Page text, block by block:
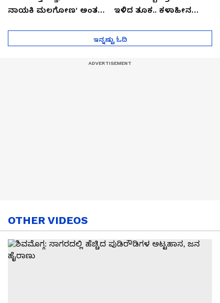
ನಾಯಕಿ ಮಲಗೋಣ' ಅಂತ
ಇಳಿದ ತೂಕ.. ಕಳಾಹೀನ
ಇನ್ನಷ್ಟು ಓದಿ
OTHER VIDEOS